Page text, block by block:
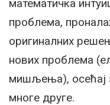
математичка
проблема,
оригиналних
нових проблема
мишљења), осећај
многе друге.